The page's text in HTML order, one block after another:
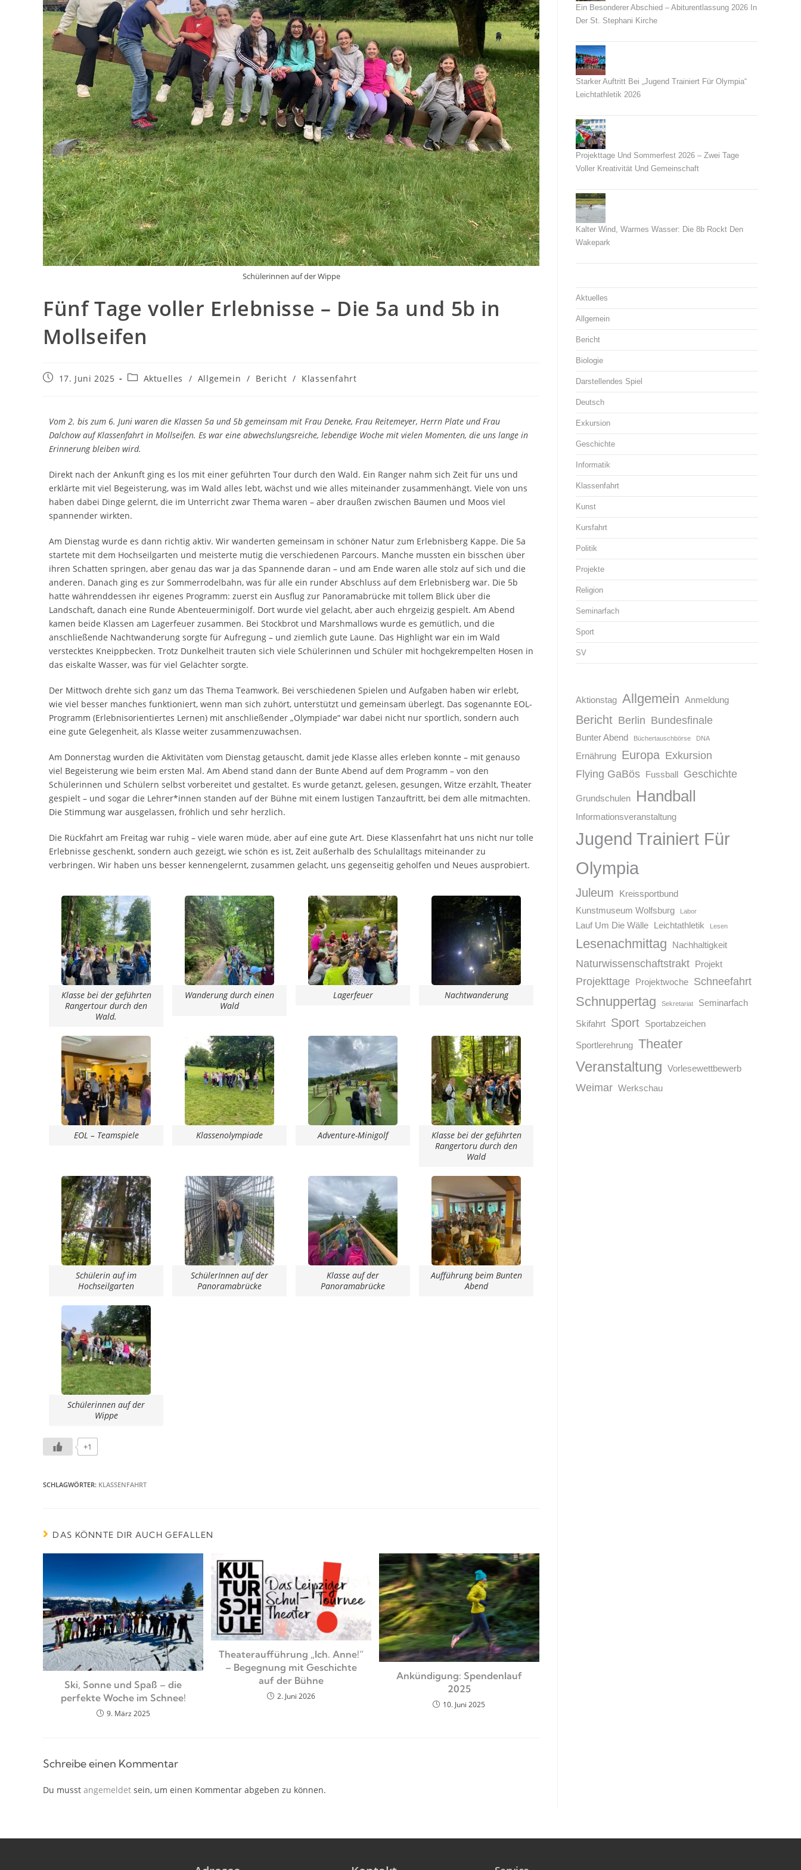
Schülerinnen auf der Wippe
Fünf Tage voller Erlebnisse – Die 5a und 5b in
Mollseifen
17. Juni 2025 Aktuelles / Allgemein / Bericht / Klassenfahrt
Vom 2. bis zum 6. Juni waren die Klassen 5a und 5b gemeinsam mit Frau Deneke, Frau Reitemeyer, Herrn Plate und Frau
Dalchow auf Klassenfahrt in Mollseifen. Es war eine abwechslungsreiche, lebendige Woche mit vielen Momenten, die uns lange in
Erinnerung bleiben wird.
Direkt nach der Ankunft ging es los mit einer geführten Tour durch den Wald. Ein Ranger nahm sich Zeit für uns und
erklärte mit viel Begeisterung, was im Wald alles lebt, wächst und wie alles miteinander zusammenhängt. Viele von uns
haben dabei Dinge gelernt, die im Unterricht zwar Thema waren – aber draußen zwischen Bäumen und Moos viel
spannender wirkten.
Am Dienstag wurde es dann richtig aktiv. Wir wanderten gemeinsam in schöner Natur zum Erlebnisberg Kappe. Die 5a
startete mit dem Hochseilgarten und meisterte mutig die verschiedenen Parcours. Manche mussten ein bisschen über
ihren Schatten springen, aber genau das war ja das Spannende daran – und am Ende waren alle stolz auf sich und die
anderen. Danach ging es zur Sommerrodelbahn, was für alle ein runder Abschluss auf dem Erlebnisberg war. Die 5b
hatte währenddessen ihr eigenes Programm: zuerst ein Ausflug zur Panoramabrücke mit tollem Blick über die
Landschaft, danach eine Runde Abenteuerminigolf. Dort wurde viel gelacht, aber auch ehrgeizig gespielt. Am Abend
kamen beide Klassen am Lagerfeuer zusammen. Bei Stockbrot und Marshmallows wurde es gemütlich, und die
anschließende Nachtwanderung sorgte für Aufregung – und ziemlich gute Laune. Das Highlight war ein im Wald
verstecktes Kneippbecken. Trotz Dunkelheit trauten sich viele Schülerinnen und Schüler mit hochgekrempelten Hosen in
das eiskalte Wasser, was für viel Gelächter sorgte.
Der Mittwoch drehte sich ganz um das Thema Teamwork. Bei verschiedenen Spielen und Aufgaben haben wir erlebt,
wie viel besser manches funktioniert, wenn man sich zuhört, unterstützt und gemeinsam überlegt. Das sogenannte EOL-
Programm (Erlebnisorientiertes Lernen) mit anschließender „Olympiade“ war dabei nicht nur sportlich, sondern auch
eine gute Gelegenheit, als Klasse weiter zusammenzuwachsen.
Am Donnerstag wurden die Aktivitäten vom Dienstag getauscht, damit jede Klasse alles erleben konnte – mit genauso
viel Begeisterung wie beim ersten Mal. Am Abend stand dann der Bunte Abend auf dem Programm – von den
Schülerinnen und Schülern selbst vorbereitet und gestaltet. Es wurde getanzt, gelesen, gesungen, Witze erzählt, Theater
gespielt – und sogar die Lehrer*innen standen auf der Bühne mit einem lustigen Tanzauftritt, bei dem alle mitmachten.
Die Stimmung war ausgelassen, fröhlich und sehr herzlich.
Die Rückfahrt am Freitag war ruhig – viele waren müde, aber auf eine gute Art. Diese Klassenfahrt hat uns nicht nur tolle
Erlebnisse geschenkt, sondern auch gezeigt, wie schön es ist, Zeit außerhalb des Schulalltags miteinander zu
verbringen. Wir haben uns besser kennengelernt, zusammen gelacht, uns gegenseitig geholfen und Neues ausprobiert.
Klasse bei der geführten
Rangertour durch den
Wald.
Wanderung durch einen
Wald
Lagerfeuer Nachtwanderung
EOL – Teamspiele Klassenolympiade Adventure-Minigolf
Klasse bei der geführten
Rangertoru durch den
Wald
Schülerin auf im
Hochseilgarten
SchülerInnen auf der
Panoramabrücke
Klasse auf der
Panoramabrücke
Aufführung beim Bunten
Abend
Schülerinnen auf der
Wippe
+1
SCHLAGWÖRTER: KLASSENFAHRT
DAS KÖNNTE DIR AUCH GEFALLEN
Ski, Sonne und Spaß – die
perfekte Woche im Schnee!
9. März 2025
Theateraufführung „Ich. Anne!“
– Begegnung mit Geschichte
auf der Bühne
2. Juni 2026
Ankündigung: Spendenlauf
2025
10. Juni 2025
Schreibe einen Kommentar
Du musst angemeldet sein, um einen Kommentar abgeben zu können.
Ein Besonderer Abschied – Abiturentlassung 2026 In
Der St. Stephani Kirche
Starker Auftritt Bei „Jugend Trainiert Für Olympia“
Leichtathletik 2026
Projekttage Und Sommerfest 2026 – Zwei Tage
Voller Kreativität Und Gemeinschaft
Kalter Wind, Warmes Wasser: Die 8b Rockt Den
Wakepark
Aktuelles
Allgemein
Bericht
Biologie
Darstellendes Spiel
Deutsch
Exkursion
Geschichte
Informatik
Klassenfahrt
Kunst
Kursfahrt
Politik
Projekte
Religion
Seminarfach
Sport
SV
Aktionstag Allgemein Anmeldung
Bericht Berlin Bundesfinale
Bunter Abend Büchertauschbörse DNA
Ernährung Europa Exkursion
Flying GaBös Fussball Geschichte
Grundschulen Handball
Informationsveranstaltung
Jugend Trainiert Für
Olympia
Juleum
Kreissportbund
Kunstmuseum Wolfsburg
Labor
Lauf Um Die Wälle Leichtathletik Lesen
Lesenachmittag Nachhaltigkeit
Naturwissenschaftstrakt Projekt
Projekttage Projektwoche Schneefahrt
Schnuppertag Sekretariat Seminarfach
Skifahrt Sport Sportabzeichen
Sportlerehrung Theater
Veranstaltung Vorlesewettbewerb
Weimar Werkschau